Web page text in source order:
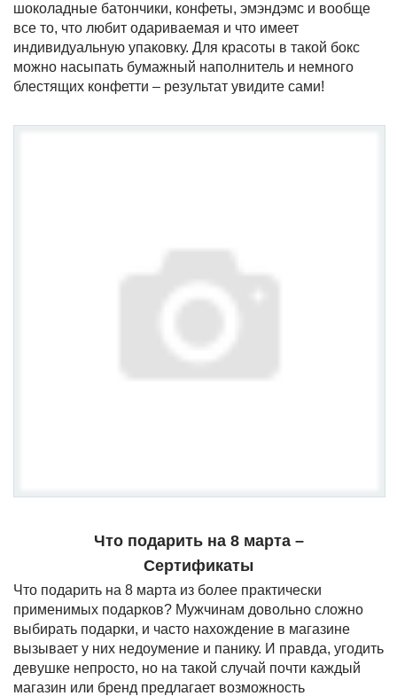
шоколадные батончики, конфеты, эмэндэмс и вообще
все то, что любит одариваемая и что имеет
индивидуальную упаковку. Для красоты в такой бокс
можно насыпать бумажный наполнитель и немного
блестящих конфетти – результат увидите сами!
Что подарить на 8 марта –
Сертификаты
Что подарить на 8 марта из более практически
применимых подарков? Мужчинам довольно сложно
выбирать подарки, и часто нахождение в магазине
вызывает у них недоумение и панику. И правда, угодить
девушке непросто, но на такой случай почти каждый
магазин или бренд предлагает возможность